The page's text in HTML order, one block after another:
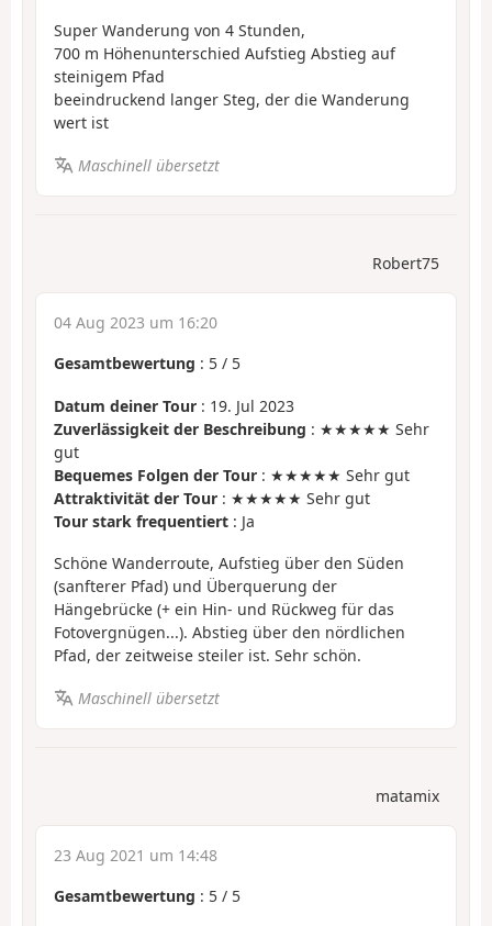
Super Wanderung von 4 Stunden,
700 m Höhenunterschied Aufstieg Abstieg auf
steinigem Pfad
beeindruckend langer Steg, der die Wanderung
wert ist
Maschinell übersetzt
Robert75
04 Aug 2023 um 16:20
Gesamtbewertung : 5 / 5
Datum deiner Tour : 19. Jul 2023
Zuverlässigkeit der Beschreibung : ★★★★★ Sehr
gut
Bequemes Folgen der Tour : ★★★★★ Sehr gut
Attraktivität der Tour : ★★★★★ Sehr gut
Tour stark frequentiert : Ja
Schöne Wanderroute, Aufstieg über den Süden
(sanfterer Pfad) und Überquerung der
Hängebrücke (+ ein Hin- und Rückweg für das
Fotovergnügen...). Abstieg über den nördlichen
Pfad, der zeitweise steiler ist. Sehr schön.
Maschinell übersetzt
matamix
23 Aug 2021 um 14:48
Gesamtbewertung : 5 / 5